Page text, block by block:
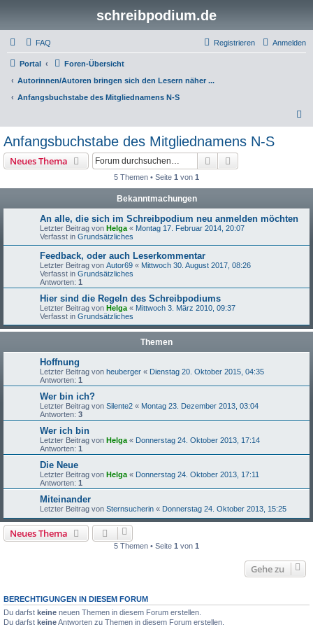
schreibpodium.de
FAQ Anmelden
Registrieren
Portal
Foren-Übersicht
Autorinnen/Autoren bringen sich den Lesern näher ...
Anfangsbuchstabe des Mitgliednamens N-S
Anfangsbuchstabe des Mitgliednamens N-S
Neues Thema Suche
5 Themen • Seite 1 von 1
Bekanntmachungen
An alle, die sich im Schreibpodium neu anmelden möchten
Letzter Beitrag von Helga « Montag 17. Februar 2014, 20:07
Verfasst in Grundsätzliches
Feedback, oder auch Leserkommentar
Letzter Beitrag von Autor69 « Mittwoch 30. August 2017, 08:26
Verfasst in Grundsätzliches
Antworten: 1
Hier sind die Regeln des Schreibpodiums
Letzter Beitrag von Helga « Mittwoch 3. März 2010, 09:37
Verfasst in Grundsätzliches
Themen
Hoffnung
Letzter Beitrag von heuberger « Dienstag 20. Oktober 2015, 04:35
Antworten: 1
Wer bin ich?
Letzter Beitrag von Silente2 « Montag 23. Dezember 2013, 03:04
Antworten: 3
Wer ich bin
Letzter Beitrag von Helga « Donnerstag 24. Oktober 2013, 17:14
Antworten: 1
Die Neue
Letzter Beitrag von Helga « Donnerstag 24. Oktober 2013, 17:11
Antworten: 1
Miteinander
Letzter Beitrag von Sternsucherin « Donnerstag 24. Oktober 2013, 15:25
Neues Thema
5 Themen • Seite 1 von 1
Gehe zu
BERECHTIGUNGEN IN DIESEM FORUM
Du darfst keine neuen Themen in diesem Forum erstellen.
Du darfst keineAntworten zu Themen in diesem Forum erstellen.